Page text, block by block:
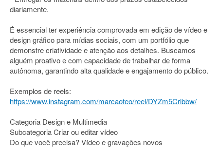
diariamente.
É essencial ter experiência comprovada em edição de vídeo e
design gráfico para mídias sociais, com um portfólio que
demonstre criatividade e atenção aos detalhes. Buscamos
alguém proativo e com capacidade de trabalhar de forma
autônoma, garantindo alta qualidade e engajamento do público.
Exemplos de reels:
https://www.instagram.com/marcaoteo/reel/DYZm5Crlbbw/
Categoria Design e Multimedia
Subcategoria Criar ou editar vídeo
Do que você precisa? Vídeo e gravações novos